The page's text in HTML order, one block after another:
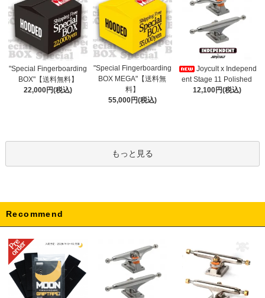
"Special Fingerboarding
BOX"【送料無料】
22,000円(税込)
"Special Fingerboarding
BOX MEGA"【送料無
料】
55,000円(税込)
Joycult x Independ
ent Stage 11 Polished
12,100円(税込)
もっと見る
Recommend